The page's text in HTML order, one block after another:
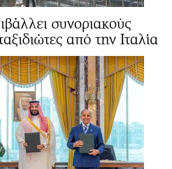
συνοριακούς
από την Ιταλία